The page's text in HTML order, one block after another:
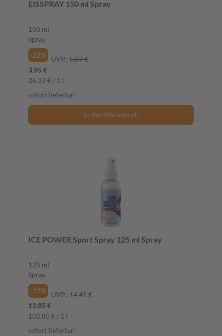
EISSPRAY 150 ml Spray
150 ml
Spray
-22%
UVP: 5,07 €
3,95 €
26,33 € / 1 l
sofort lieferbar
In den Warenkorb
ICE POWER Sport Spray 125 ml Spray
125 ml
Spray
-11%
UVP: 14,45 €
12,85 €
102,80 € / 1 l
sofort lieferbar